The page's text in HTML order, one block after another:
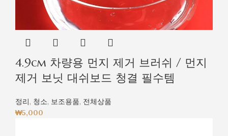
4.9cm 차량용 먼지 제거 브러쉬 / 먼지
제거 보닛 대쉬보드 청결 필수템
정리, 청소, 보조용품, 전체상품
₩5,000